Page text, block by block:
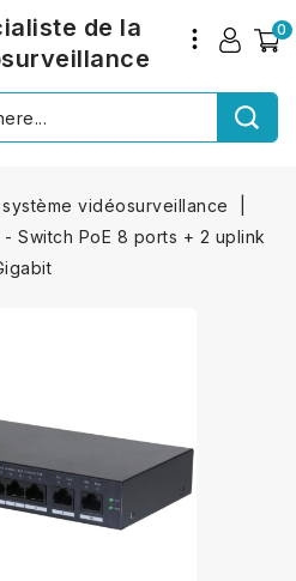
0
de la
vidéosurveillance
- Switch PoE 8 ports + 2 uplink